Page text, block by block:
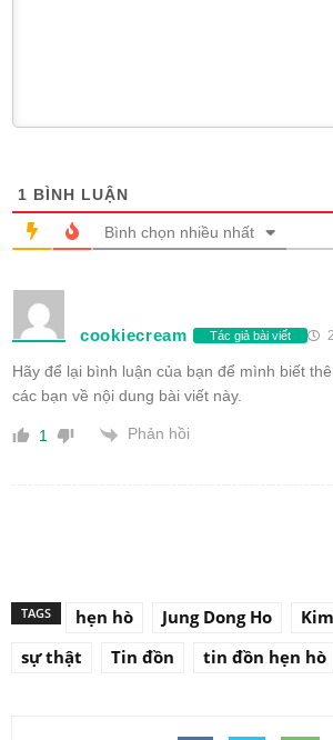
1 BÌNH LUẬN
Bình chọn nhiều nhất
cookiecream Tác giả bài viết
Hãy để lại bình luận của bạn để mình biết
các bạn về nội dung bài viết này.
1 Phản hồi
TAGS hẹn hò Jung Dong Ho
sự thật
Tin đồn tin đồn hẹn hò